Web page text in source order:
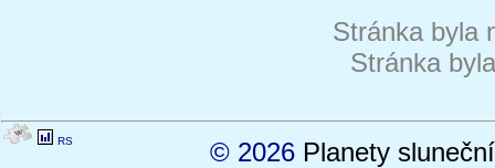
Stránka byla
Stránka
RS © 2026 Planety